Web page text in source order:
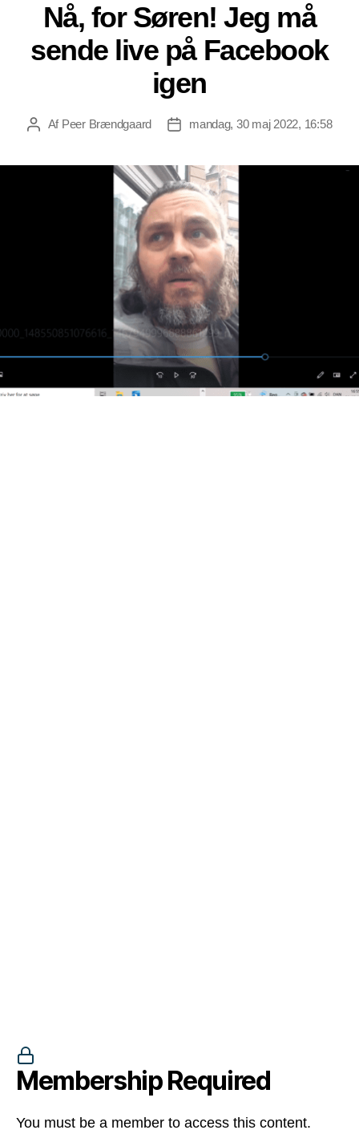
Nå, for Søren! Jeg må
sende live på Facebook
igen
Indlægsforfatter
Af Peer Brændgaard Indlægsdato
mandag, 30 maj 2022, 16:58
Membership Required
You must be a member to access this content.